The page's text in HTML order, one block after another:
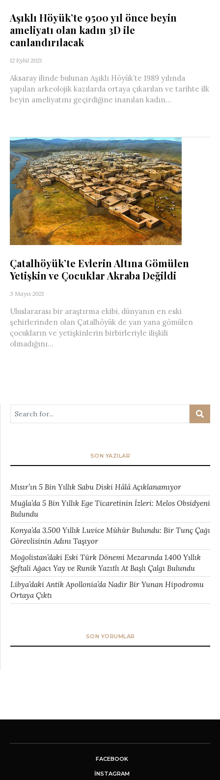
Aşıklı Höyük’te 9500 yıl önce beyin
ameliyatı olan kadın 3D ile
canlandırılacak
12 Eylül 2021
Aksaray ilinde bulunan Aşıklı Höyük’te 1989 yılında
yapılan arkeolojik kazılarda ortaya çıkarılan ve tarihte ilk
beyin ameliyatını geçirdiğine inanılan kadın...
Çatalhöyük’te Evlerin Altına Gömülen
Yetişkin ve Çocuklar Akraba Değildi
3 Mayıs 2021
Uluslararası bir araştırma ekibi, dünyanın en eski
şehirlerinden olan Çatalhöyük de yan yana gömülen
çocukların ve yetişkinlerin birbirleriyle ilişkili
olmadığını...
SON YAZILAR
Mısır’ın 5 Bin Yıllık Sabu Diski Hâlâ Açıklanamıyor
Muğla’da 5 Bin Yıllık Ege Ticaretinin İzleri: Melos Obsidyeni
Bulundu
Konya’da 3.500 Yıllık Luvice Mühür Bulundu: Bir Tunç Çağı
Görevlisinin Adını Taşıyor
Moğolistan’daki Eski Türk Dönemi Mezarında 1.400 Yıllık
Şeftali Ağacı Yay ve Runik Yazıtlı At Başlı Çalgı Bulundu
Libya’daki Antik Apollonia’da Nadir Bir Yunan Hipodromu
Ortaya Çıktı
SON YORUMLAR
FACEBOOK
INSTAGRAM